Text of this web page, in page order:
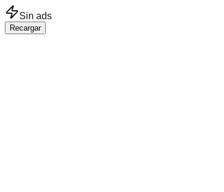
Saltar al contenido principal
Sin ads
Recargar